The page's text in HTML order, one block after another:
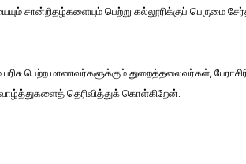
சான்றிதழ்களையும் பெற்று கல்லூரிக்குப் பெருமை
பெற்ற மாணவர்களுக்கும் துறைத்தலைவர்கள்,
தெரிவித்துக் கொள்கிறேன்.